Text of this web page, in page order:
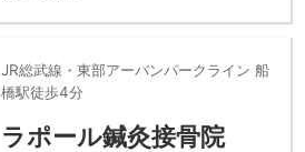
JR総武線・東部アーバンパークライン 船
橋駅徒歩4分
ラポール鍼灸接骨院